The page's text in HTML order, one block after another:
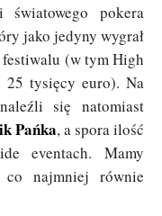
pokera
jako jedyny wygrał
(w tym High
25 tysięcy euro). Na
się natomiast
Pańka, a spora ilość
eventach. Mamy
najmniej równie